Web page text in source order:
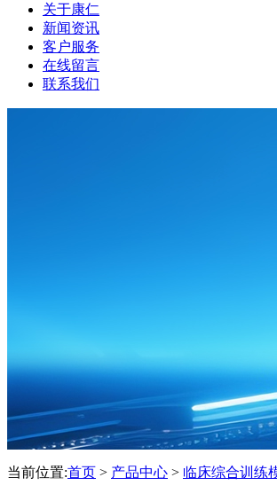
关于康仁
新闻资讯
客户服务
在线留言
联系我们
当前位置:首页 > 产品中心 > 临床综合训练